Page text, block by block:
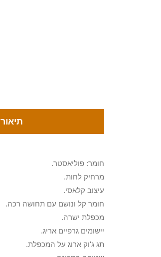
תיאור
חומר: פוליאסטר.
מרחיק לחות.
עיצוב קלאסי.
חומר קל ונושם עם תחושה רכה.
מכפלת ישרה.
יישומים גרפיים אריג.
תג ג'וק ארוג על המכפלת.